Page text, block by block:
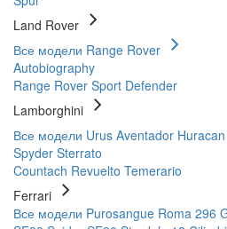
Land Rover
Все модели Range Rover
Autobiography
Range Rover Sport Defender
Lamborghini
Все модели Urus Aventador Huracan
Spyder Sterrato
Countach Revuelto Temerario
Ferrari
Все модели Purosangue Roma 296